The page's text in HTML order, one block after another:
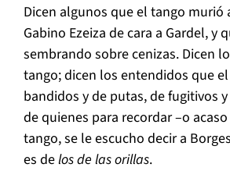
Dicen algunos que el tango
Gabino Ezeiza de cara a Gardel, y
sembrando sobre cenizas. Dicen
tango; dicen los entendidos que
bandidos y de putas, de fugitivos
de quienes para recordar –o
tango, se le escucho decir a
es delos de las orillas.